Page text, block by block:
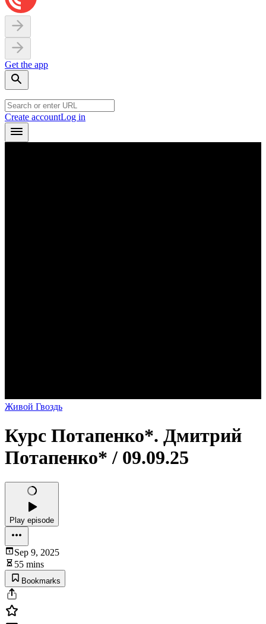
Get the app
Create accountLog in
Живой Гвоздь
Курс Потапенко*. Дмитрий
Потапенко* / 09.09.25
Play episode
Sep 9, 2025
55 mins
Bookmarks